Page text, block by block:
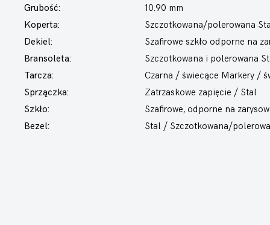
Grubość:
10.90 mm
Koperta:
Szczotkowana/polerowana
Dekiel:
Szafirowe szkło odporne na
Bransoleta:
Szczotkowana i polerowana
Tarcza:
Czarna / świecące Markery /
Sprzączka:
Zatrzaskowe zapięcie / Stal
Szkło:
Szafirowe, odporne na
Bezel:
Stal / Szczotkowana/